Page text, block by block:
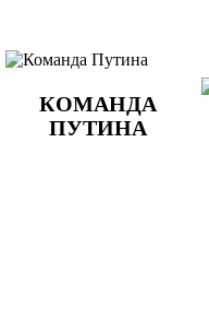
КОМАНДА
ПУТИНА